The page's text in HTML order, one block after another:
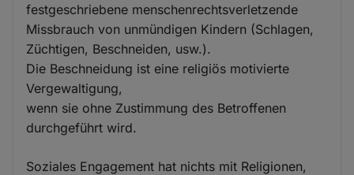
festgeschriebene menschenrechtsverletzende
Missbrauch von unmündigen Kindern (Schlagen,
Züchtigen, Beschneiden, usw.).
Die Beschneidung ist eine religiös motivierte
Vergewaltigung,
wenn sie ohne Zustimmung des Betroffenen
durchgeführt wird.
Soziales Engagement hat nichts mit Religionen,